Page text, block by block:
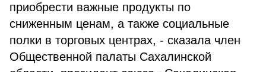
приобрести важные продукты по
сниженным ценам, а также социальные
полки в торговых центрах, - сказала член
Общественной палаты Сахалинской